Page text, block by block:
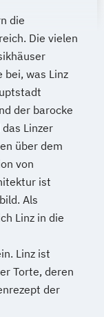
die
Die vielen
bei, was Linz
der barocke
Linzer
über dem
von
ist
Als
Linz in die
Linz ist
Torte, deren
der